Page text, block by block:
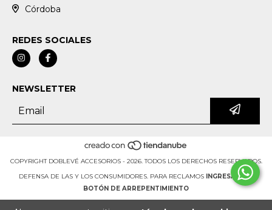
Córdoba
REDES SOCIALES
NEWSLETTER
COPYRIGHT DOBLEVÉ ACCESORIOS - 2026. TODOS LOS DERECHOS RESERVADOS.
DEFENSA DE LAS Y LOS CONSUMIDORES. PARA RECLAMOS INGRESÁ ACÁ.
BOTÓN DE ARREPENTIMIENTO